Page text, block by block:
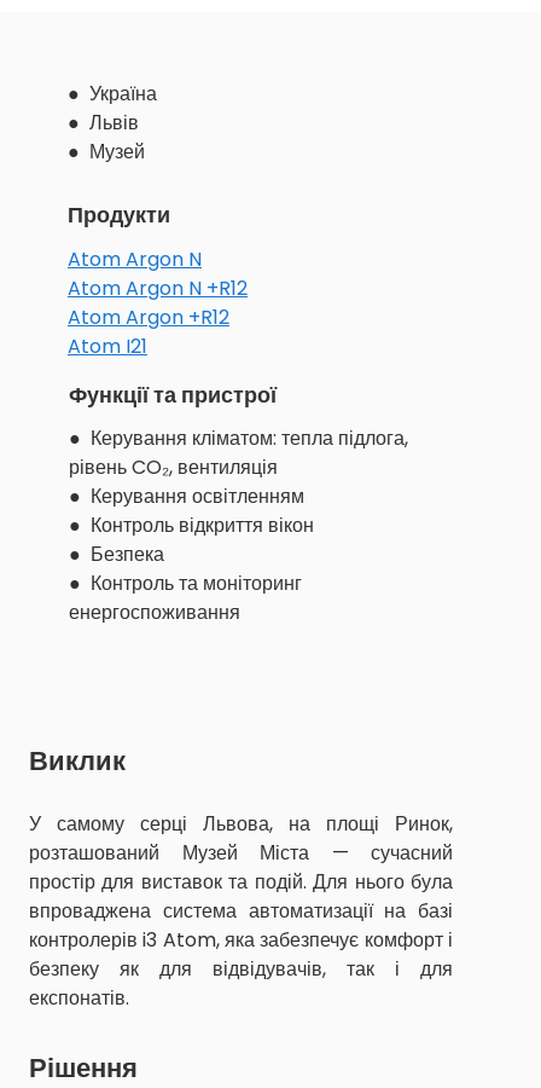
У самому серці Львова, на площі Ринок,
розташований Музей Міста — сучасний
простір для виставок та подій. Для нього була
впроваджена система автоматизації на базі
контролерів i3 Atom, яка забезпечує комфорт і
безпеку як для відвідувачів, так і для
експонатів.
Продукти
Функції та пристрої
Atom Argon N
Atom Argon N +R12
Atom Argon +R12
Atom I21
● Україна
● Львів
● Музей
● Керування кліматом: тепла підлога,
рівень CO₂, вентиляція
● Керування освітленням
● Контроль відкриття вікон
● Безпека
● Контроль та моніторинг
енергоспоживання
Виклик
Рішення